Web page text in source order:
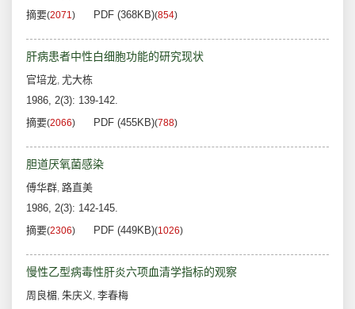
摘要(2071) PDF (368KB)(854)
肝病患者中性白细胞功能的研究现状
官培龙, 尤大栋
1986, 2(3): 139-142.
摘要(2066) PDF (455KB)(788)
胆道厌氧菌感染
傅华群, 路直美
1986, 2(3): 142-145.
摘要(2306) PDF (449KB)(1026)
慢性乙型病毒性肝炎六项血清学指标的观察
周良楣, 朱庆义, 李春梅